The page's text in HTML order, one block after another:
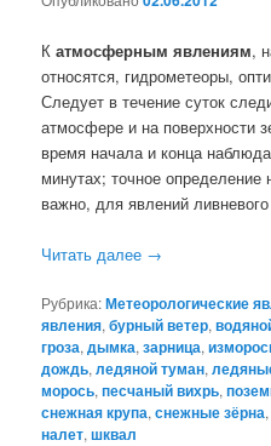
Катмосферным явлениям,
относятся, гидрометеоры,
Следует в течение суток
атмосфере и на поверхности
время начала и конца
минутах; точное определение
важно, для явлений ливневого
Читать далее →
Рубрика:Метеорологические
явления,бурный ветер,
гроза,дымка,зарница,
дождь,ледяной туман,
морось,песчаный вихрь,
снежная крупа,снежные зёрна
налет,шквал